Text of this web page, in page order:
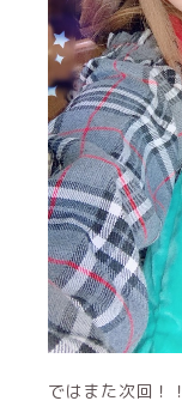
ではまた次回！！